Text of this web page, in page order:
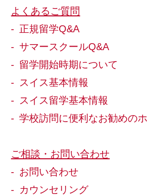
よくあるご質問
正規留学Q&A
サマースクールQ&A
留学開始時期について
スイス基本情報
スイス留学基本情報
学校訪問に便利なお勧めの
ご相談・お問い合わせ
お問い合わせ
カウンセリング